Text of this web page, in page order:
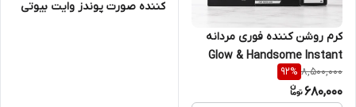
کرم روشن کننده فوری مردانه
Glow & Handsome Instant
Brightness حجم 50 گرم
8,500,000
92%
680,000
کننده صورت پوندز وایت بیوتی